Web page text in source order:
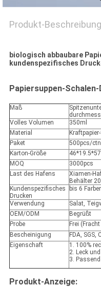
Produkt-Beschreibung
biologisch abbaubare
kundenspezifisches
Papiersuppen-
Maß
Volles Volumen
350ml
Material
Paket
500pcs/ctn
Karton-Größe
MOQ
3000pcs
Last des Hafens
Xiamen-
Behälter
Kundenspezifisches
Drucken
bis 6
Verwendung
Salat,
OEM/ODM
Begrüßt
Probe
Frei
Bescheinigung
FDA, SGS,
Eigenschaft
1. 100%
2. Leck
3.
Produkt-Anzeige: